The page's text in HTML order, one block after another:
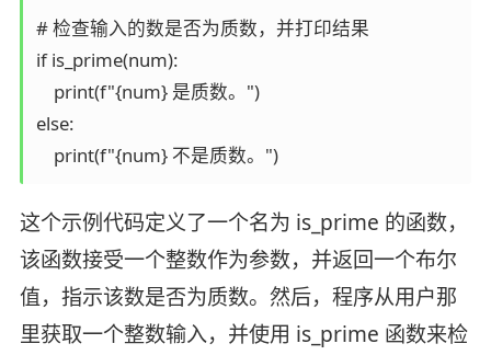
# 检查输入的数是否为质数，并打印结果
if is_prime(num):
    print(f"{num} 是质数。")
else:
    print(f"{num} 不是质数。")
这个示例代码定义了一个名为 ​​is_prime​​ 的函数，
该函数接受一个整数作为参数，并返回一个布尔
值，指示该数是否为质数。然后，程序从用户那
里获取一个整数输入，并使用 ​​is_prime​​ 函数来检